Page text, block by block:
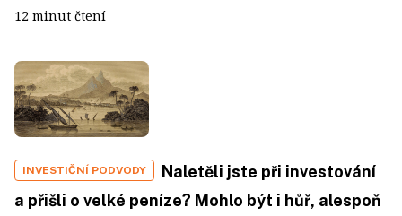
12 minut čtení
INVESTIČNÍ PODVODY
Naletěli jste při investování
a přišli o velké peníze? Mohlo být i hůř, alespoň